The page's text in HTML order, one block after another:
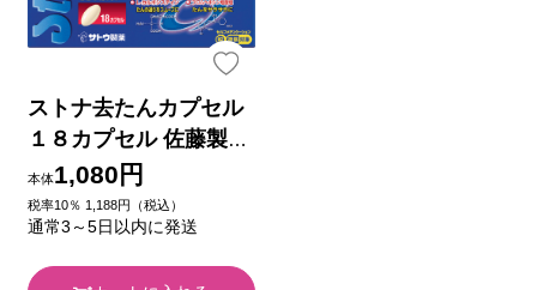
ストナ去たんカプセル
１８カプセル 佐藤製薬
【第2類医薬品】
本体1,080円
税率10％ 1,188円（税込）
通常3～5日以内に発送